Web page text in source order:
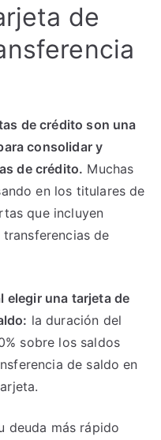
de
de crédito son una
consolidar y
de crédito. Muchas
en los titulares de
que incluyen
de
elegir una tarjeta de
la duración del
sobre los saldos
de saldo en
deuda más rápido